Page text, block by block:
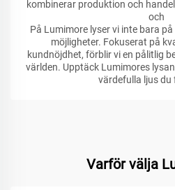
kombinerar produktion och
och
På Lumimore lyser vi inte bara
möjligheter. Fokuserat på
kundnöjdhet, förblir vi en pålitlig
världen. Upptäck Lumimores
värdefulla ljus du
Varför välja